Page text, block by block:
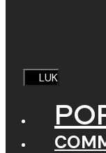
LUK